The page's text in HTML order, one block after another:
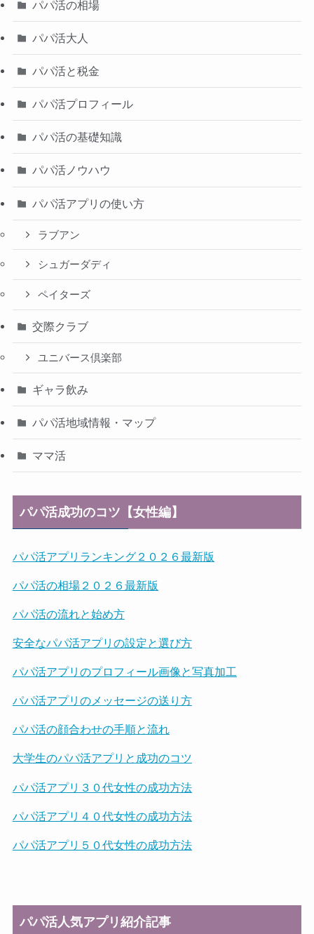
パパ活の相場
パパ活大人
パパ活と税金
パパ活プロフィール
パパ活の基礎知識
パパ活ノウハウ
パパ活アプリの使い方
ラブアン
シュガーダディ
ペイターズ
交際クラブ
ユニバース倶楽部
ギャラ飲み
パパ活地域情報・マップ
ママ活
パパ活成功のコツ【女性編】
パパ活アプリランキング２０２６最新版
パパ活の相場２０２６最新版
パパ活の流れと始め方
安全なパパ活アプリの設定と選び方
パパ活アプリのプロフィール画像と写真加工
パパ活アプリのメッセージの送り方
パパ活の顔合わせの手順と流れ
大学生のパパ活アプリと成功のコツ
パパ活アプリ３０代女性の成功方法
パパ活アプリ４０代女性の成功方法
パパ活アプリ５０代女性の成功方法
パパ活人気アプリ紹介記事